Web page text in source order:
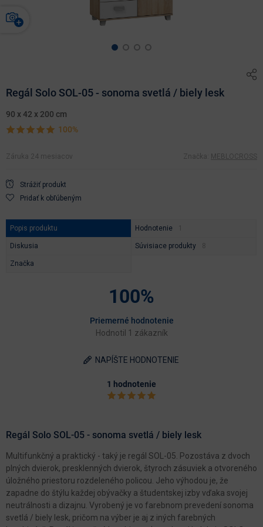
Regál Solo SOL-05 - sonoma svetlá / biely lesk
90 x 42 x 200 cm
100%
Záruka 24 mesiacov Značka: MEBLOCROSS
Strážiť produkt
Pridať k obľúbeným
Popis produktu Hodnotenie
Diskusia Súvisiace produkty
Značka
100%
Priemerné hodnotenie
Hodnotil 1 zákazník
NAPÍŠTE HODNOTENIE
1 hodnotenie
Regál Solo SOL-05 - sonoma svetlá / biely lesk
Multifunkčný a praktický - taký je regál SOL-05. Pozostáva z dvoch
plných dvierok, presklenných dvierok, štyroch zásuviek a otvoreného
úložného priestoru rozdeleného policou. Jeho výhodou je, že
zapadne do štýlu každej obývačky a študentskej izby vďaka svojej
neutrálnosti a dizajnu. Vyrobený je vo farebnom prevedení sonoma
svetlá / biely lesk, pričom na výber je aj z iných farebných